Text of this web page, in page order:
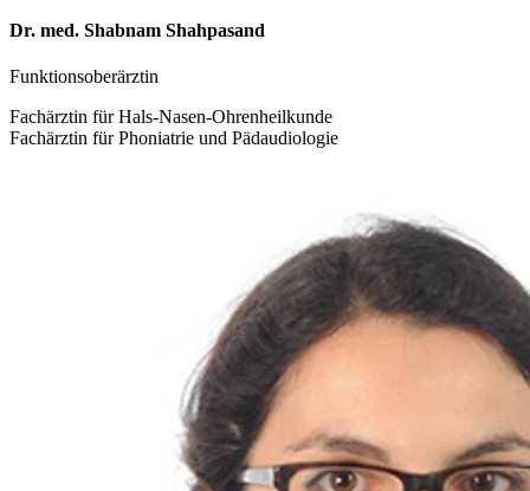
Dr. med. Shabnam Shahpasand
Funktionsoberärztin
Fachärztin für Hals-Nasen-Ohrenheilkunde
Fachärztin für Phoniatrie und Pädaudiologie